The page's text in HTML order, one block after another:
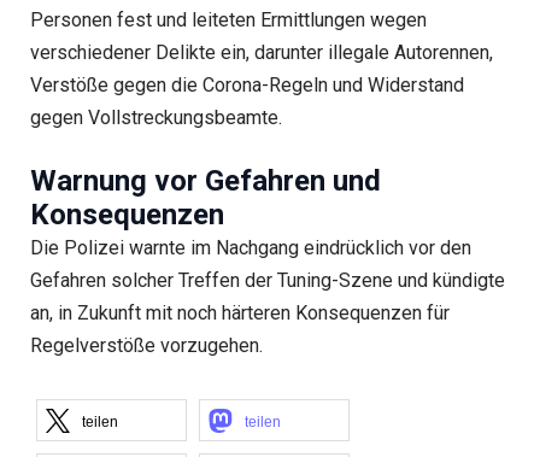
Personen fest und leiteten Ermittlungen wegen
verschiedener Delikte ein, darunter illegale Autorennen,
Verstöße gegen die Corona-Regeln und Widerstand
gegen Vollstreckungsbeamte.
Warnung vor Gefahren und
Konsequenzen
Die Polizei warnte im Nachgang eindrücklich vor den
Gefahren solcher Treffen der Tuning-Szene und kündigte
an, in Zukunft mit noch härteren Konsequenzen für
Regelverstöße vorzugehen.
teilen teilen